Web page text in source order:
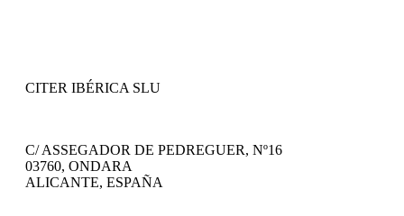
CITER IBÉRICA SLU
C/ ASSEGADOR DE PEDREGUER, Nº16
03760, ONDARA
ALICANTE, ESPAÑA